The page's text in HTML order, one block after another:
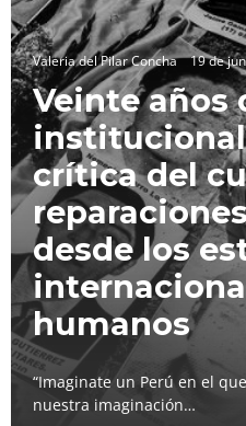
Valeria del Pilar Concha 19 de
Veinte años
crítica del
desde los
humanos
“Imaginate un Perú en el
nuestra imaginación…